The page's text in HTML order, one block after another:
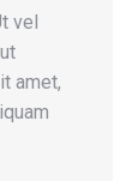
vel
amet,